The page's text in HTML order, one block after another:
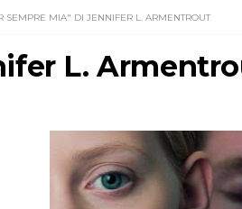
SEMPRE MIA" DI JENNIFER L. ARMENTROUT
L.